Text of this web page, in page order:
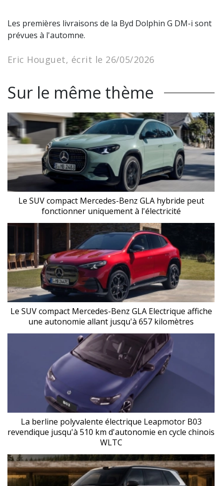
Les premières livraisons de la Byd Dolphin G DM-i sont
prévues à l'automne.
Eric Houguet, écrit le 26/05/2026
Sur le même thème
Le SUV compact Mercedes-Benz GLA hybride peut
fonctionner uniquement à l'électricité
Le SUV compact Mercedes-Benz GLA Electrique affiche
une autonomie allant jusqu'à 657 kilomètres
La berline polyvalente électrique Leapmotor B03
revendique jusqu'à 510 km d'autonomie en cycle chinois
WLTC